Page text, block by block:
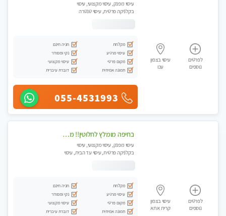
לפרטים
נוספים
עיסוי בצפון
עכו
עיסוי מפנק, עיסוי מקצועי, עיסוי
בקלניקה פרטית, עיסוי טנטרה
מקלחת
חניה חינם
עיסוי מרגיע
נקי ומסודר
מקום פרטי
עיסוי מקצועי
תמונה אמיתית
דוברת עיברית
055-4531993
לפרטים
נוספים
עיסוי בצפון
קרית אתא
בחיפה מומלץ לחלוטין!! מעסה יפה איכותית מקצועית ומפנקת מאוד פרטי מומלץ בחום.עיסוי מפנק מאוווד.
עיסוי מפנק, עיסוי מקצועי, עיסוי
בקלניקה פרטית, עיסוי עד הבית, עיסוי
מקלחת
חניה חינם
עיסוי מרגיע
נקי ומסודר
מקום פרטי
עיסוי מקצועי
תמונה אמיתית
דוברת עיברית